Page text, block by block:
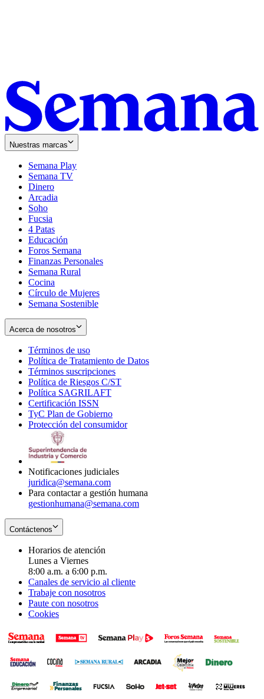
Nuestras marcas
Semana Play
Semana TV
Dinero
Arcadia
Soho
in
new
window
Fucsia
in
new
window
4 Patas
Educación
Foros Semana
Finanzas Personales
Semana Rural
Cocina
Círculo de Mujeres
Semana Sostenible
Acerca de nosotros
Términos de uso
in
new
window
Política de Tratamiento de Datos
Términos suscripciones
in
Política de Riesgos C/ST
Política SAGRILAFT
new
window
Certificación ISSN
in
new
TyC Plan de Gobierno
in
Protección del consumidorOpens
Notificaciones judiciales
juridica@semana.com
Para contactar a gestión humana
gestionhumana@semana.com
Contáctenos
Horarios de atención
Lunes a Viernes
8:00 a.m. a 6:00 p.m.
Canales de servicio al cliente
Trabaje con nosotros
Paute con nosotros
Cookies